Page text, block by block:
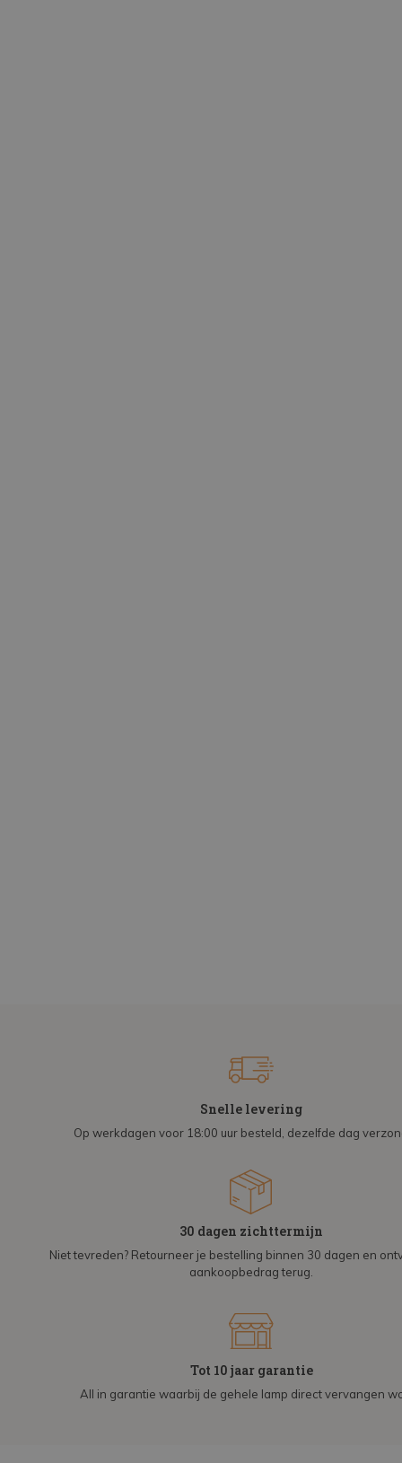
Snelle levering
Op werkdagen voor 18:00 uur besteld, dezelfde dag
30 dagen zichttermijn
Niet tevreden? Retourneer je bestelling binnen 30 dagen en
aankoopbedrag terug.
Tot 10 jaar garantie
All in garantie waarbij de gehele lamp direct vervangen